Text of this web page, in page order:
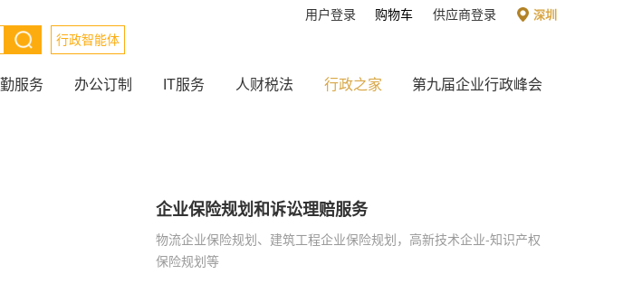
深圳
供应商登录
购物车
用户登录
行政智能体
服务 办公订制 IT服务 人财税法 行政之家 第九届企业行政峰会
企业保险规划和诉讼理赔服务
物流企业保险规划、建筑工程企业保险规划，高新技术企业-知识产权
保险规划等